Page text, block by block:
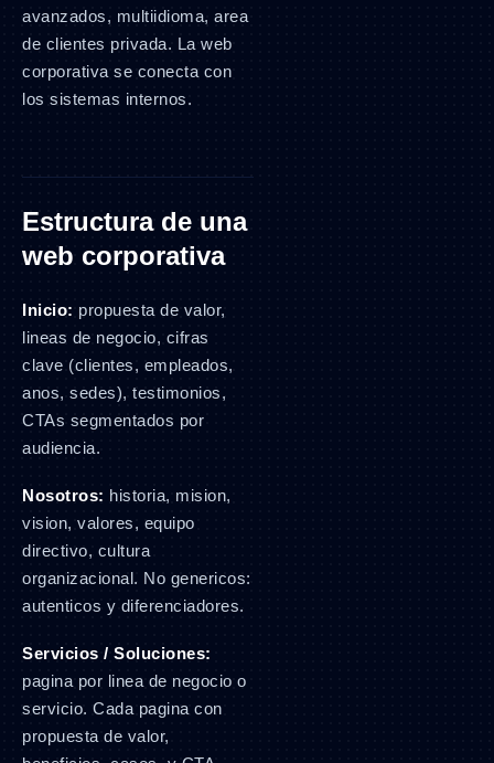
avanzados, multiidioma, area
de clientes privada. La web
corporativa se conecta con
los sistemas internos.
Estructura de una
web corporativa
Inicio: propuesta de valor,
lineas de negocio, cifras
clave (clientes, empleados,
anos, sedes), testimonios,
CTAs segmentados por
audiencia.
Nosotros: historia, mision,
vision, valores, equipo
directivo, cultura
organizacional. No genericos:
autenticos y diferenciadores.
Servicios / Soluciones:
pagina por linea de negocio o
servicio. Cada pagina con
propuesta de valor,